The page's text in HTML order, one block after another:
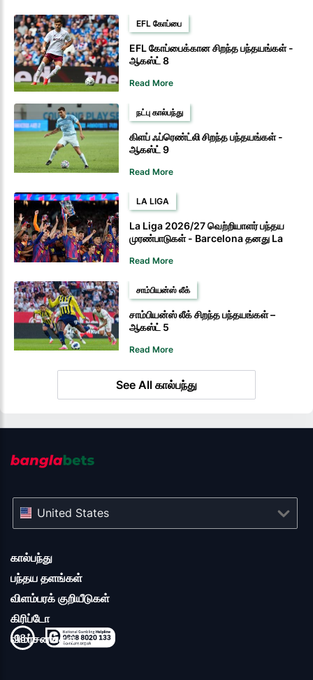
EFL கோப்பை
EFL கோப்பைக்கான சிறந்த பந்தயங்கள் -
ஆகஸ்ட் 8
Read More
நட்பு கால்பந்து
கிளப் ஃப்ரெண்ட்லி சிறந்த பந்தயங்கள் -
ஆகஸ்ட் 9
Read More
LA LIGA
La Liga 2026/27 வெற்றியாளர் பந்தய
முரண்பாடுகள் - Barcelona தனது La
Read More
சாம்பியன்ஸ் லீக்
சாம்பியன்ஸ் லீக் சிறந்த பந்தயங்கள் –
ஆகஸ்ட் 5
Read More
See All கால்பந்து
கால்பந்து
பந்தய தளங்கள்
விளம்பரக் குறியீடுகள்
கிரிப்டோ
விமர்சனங்கள்
United States